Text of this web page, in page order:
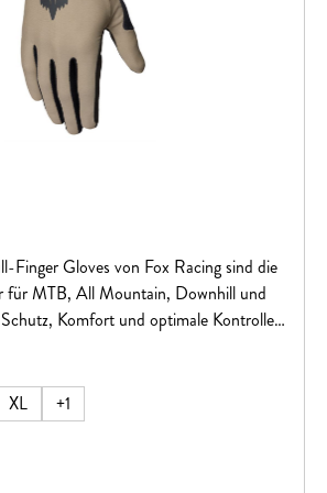
Finger Gloves von Fox Racing sind die
für MTB, All Mountain, Downhill und
Komfort und optimale Kontrolle
oder GPS-Gerät bedienen, ohne die
Die Schlupfform sorgt für
und sicheren Sitz, während das
deine Hände selbst an heißen
trocken hält.Die Handschuhe
XL +1